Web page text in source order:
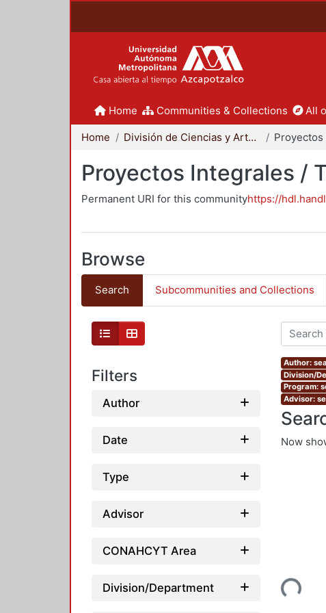
Home Communities & Collections All
Home División de Ciencias y Artes para el Diseño
Proyectos Integrales /
Permanent URI for this communityhttps://
Browse
Search Subcommunities and Collections
Filters
Author
Date
Type
Advisor
CONAHCYT Area
Division/Department
Author:
Division/
Program:
Advisor:
Now
Loading...